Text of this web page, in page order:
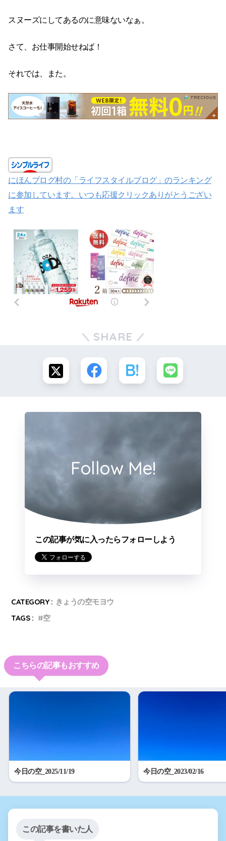
スヌーズにしてあるのに意味ないなぁ。
さて、お仕事開始せねば！
それでは、また。
にほんブログ村の「ライフスタイルブログ」のランキング
に参加しています。いつも応援クリックありがとうござい
ます
SHARE
Follow Me!
この記事が気に入ったらフォローしよう
CATEGORY : きょうの空モヨウ
TAGS :
空
こちらの記事もおすすめ
今日の空_2025/11/19 今日の空_2023/02/16
この記事を書いた人